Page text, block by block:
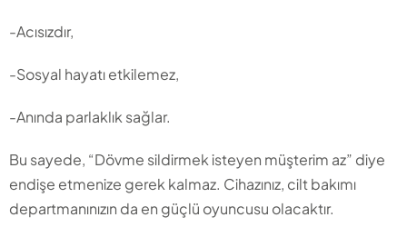
-Acısızdır,
-Sosyal hayatı etkilemez,
-Anında parlaklık sağlar.
Bu sayede, “Dövme sildirmek isteyen müşterim az” diye
endişe etmenize gerek kalmaz. Cihazınız, cilt bakımı
departmanınızın da en güçlü oyuncusu olacaktır.